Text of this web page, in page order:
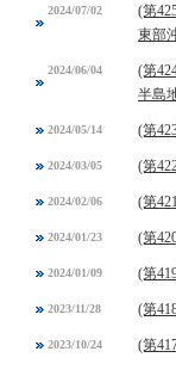
2024/07/02
(第
東部
2024/06/04
(第
半島
2024/05/14 (第
2024/03/05 (第
2024/02/06 (第
2024/01/23 (第
2024/01/09 (第
2023/11/28 (第
2023/10/24 (第